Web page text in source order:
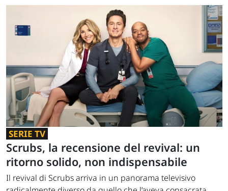
SERIE TV
Scrubs, la recensione del revival: un
ritorno solido, non indispensabile
Il revival di Scrubs arriva in un panorama televisivo